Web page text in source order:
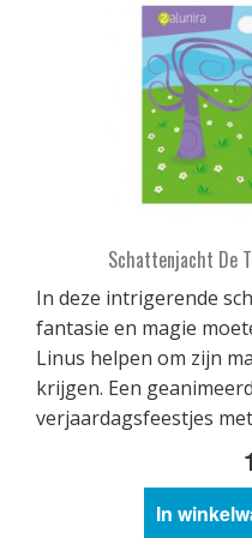
Schattenjacht De
In deze intrigerende
fantasie en magie
Linus helpen om zijn
krijgen. Een
verjaardagsfeestjes
In